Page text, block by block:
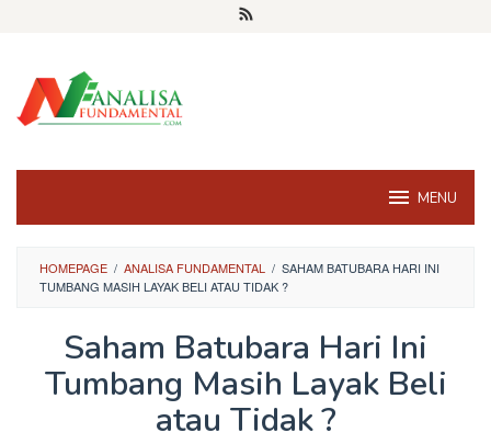
MENU
HOMEPAGE / ANALISA FUNDAMENTAL / SAHAM BATUBARA HARI INI
TUMBANG MASIH LAYAK BELI ATAU TIDAK ?
Saham Batubara Hari Ini
Tumbang Masih Layak Beli
atau Tidak ?